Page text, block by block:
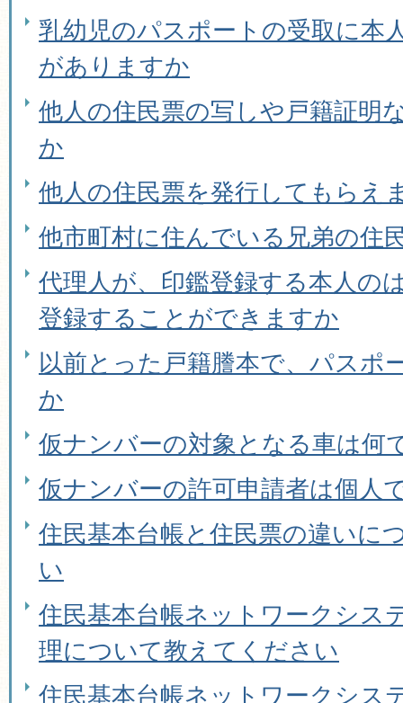
乳幼児のパスポートの受取に本
がありますか
他人の住民票の写しや戸籍証明
か
他人の住民票を発行してもらえ
他市町村に住んでいる兄弟の住
代理人が、印鑑登録する本人の
登録することができますか
以前とった戸籍謄本で、パスポ
か
仮ナンバーの対象となる車は何
仮ナンバーの許可申請者は個人
住民基本台帳と住民票の違いに
い
住民基本台帳ネットワークシス
理について教えてください
住民基本台帳ネットワークシス